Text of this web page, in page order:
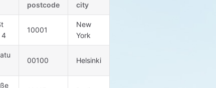
postcode city
4
10001
New
York
00100 Helsinki